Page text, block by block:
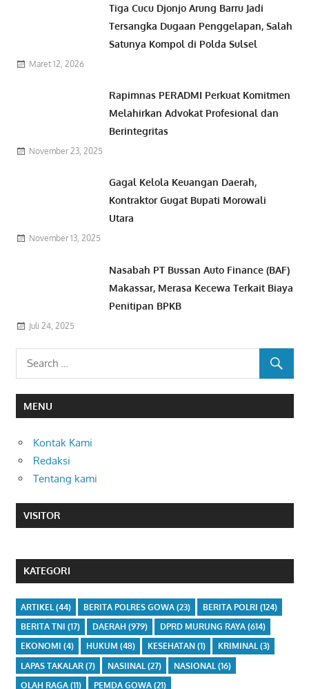
Tiga Cucu Djonjo Arung Barru Jadi
Tersangka Dugaan Penggelapan, Salah
Satunya Kompol di Polda Sulsel
Maret 12, 2026
Rapimnas PERADMI Perkuat Komitmen
Melahirkan Advokat Profesional dan
Berintegritas
November 23, 2025
Gagal Kelola Keuangan Daerah,
Kontraktor Gugat Bupati Morowali
Utara
November 13, 2025
Nasabah PT Bussan Auto Finance (BAF)
Makassar, Merasa Kecewa Terkait Biaya
Penitipan BPKB
Juli 24, 2025
MENU
Kontak Kami
Redaksi
Tentang kami
VISITOR
KATEGORI
ARTIKEL(44) BERITA POLRES GOWA(23) BERITA POLRI (124)
BERITA TNI (17) DAERAH (979) DPRD MURUNG RAYA(614)
EKONOMI (4) HUKUM (48) KESEHATAN(1) KRIMINAL(3)
LAPAS TAKALAR(7) NASIINAL (27) NASIONAL (16)
OLAH RAGA(11) PEMDA GOWA(21)